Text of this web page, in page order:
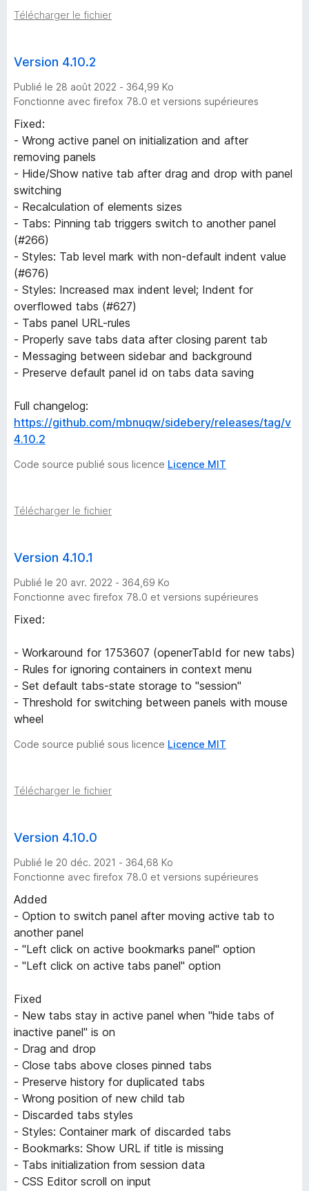
Télécharger le fichier
Version 4.10.2
Publié le 28 août 2022 - 364,99 Ko
Fonctionne avec firefox 78.0 et versions supérieures
Fixed:
- Wrong active panel on initialization and after
removing panels
- Hide/Show native tab after drag and drop with panel
switching
- Recalculation of elements sizes
- Tabs: Pinning tab triggers switch to another panel
(#266)
- Styles: Tab level mark with non-default indent value
(#676)
- Styles: Increased max indent level; Indent for
overflowed tabs (#627)
- Tabs panel URL-rules
- Properly save tabs data after closing parent tab
- Messaging between sidebar and background
- Preserve default panel id on tabs data saving
Full changelog:
https://github.com/mbnuqw/sidebery/releases/tag/v
4.10.2
Code source publié sous licence Licence MIT
Télécharger le fichier
Version 4.10.1
Publié le 20 avr. 2022 - 364,69 Ko
Fonctionne avec firefox 78.0 et versions supérieures
Fixed:
- Workaround for 1753607 (openerTabId for new tabs)
- Rules for ignoring containers in context menu
- Set default tabs-state storage to "session"
- Threshold for switching between panels with mouse
wheel
Code source publié sous licence Licence MIT
Télécharger le fichier
Version 4.10.0
Publié le 20 déc. 2021 - 364,68 Ko
Fonctionne avec firefox 78.0 et versions supérieures
Added
- Option to switch panel after moving active tab to
another panel
- "Left click on active bookmarks panel" option
- "Left click on active tabs panel" option
Fixed
- New tabs stay in active panel when "hide tabs of
inactive panel" is on
- Drag and drop
- Close tabs above closes pinned tabs
- Preserve history for duplicated tabs
- Wrong position of new child tab
- Discarded tabs styles
- Styles: Container mark of discarded tabs
- Bookmarks: Show URL if title is missing
- Tabs initialization from session data
- CSS Editor scroll on input